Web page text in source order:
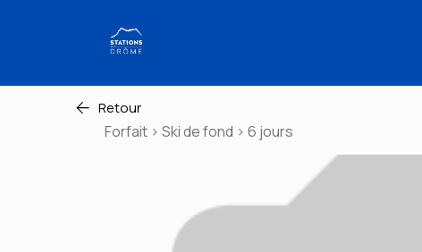
Retour
Forfait > Ski de fond > 6 jours